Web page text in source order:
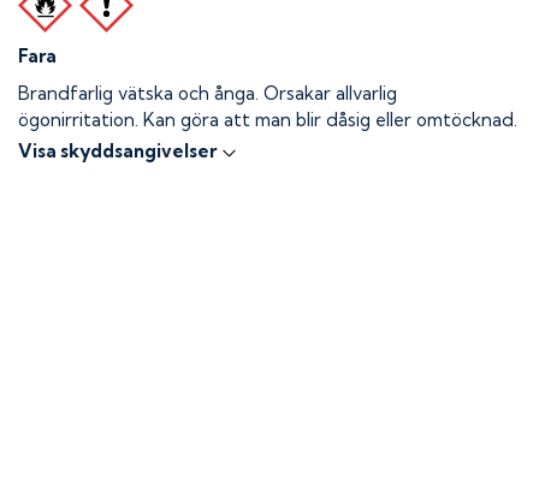
Fara
Brandfarlig vätska och ånga. Orsakar allvarlig
ögonirritation. Kan göra att man blir dåsig eller omtöcknad.
Visa skyddsangivelser